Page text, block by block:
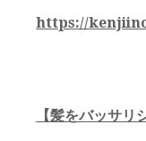
https://
【髪をバッサリ